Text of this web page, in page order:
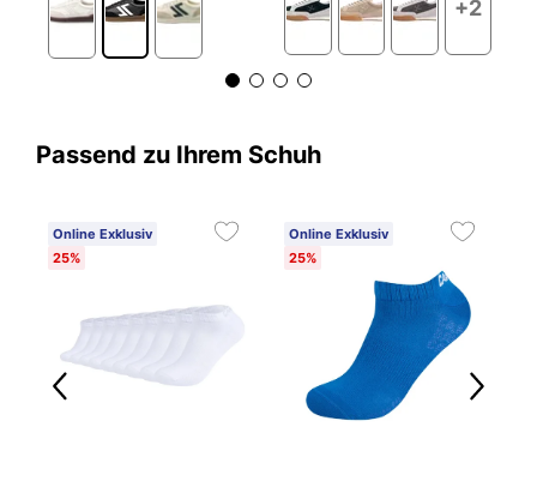
+2
Passend zu Ihrem Schuh
Online Exklusiv
25%
Online Exklusiv
25%